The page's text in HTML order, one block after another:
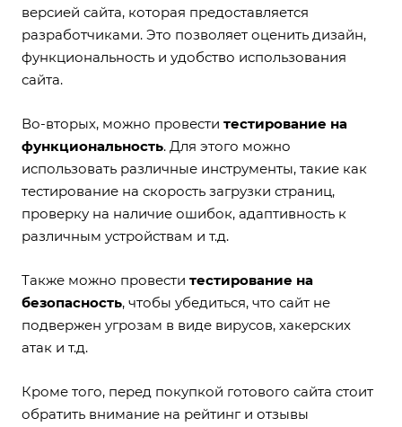
версией сайта, которая предоставляется
разработчиками. Это позволяет оценить дизайн,
функциональность и удобство использования
сайта.
Во-вторых, можно провести тестирование на
функциональность. Для этого можно
использовать различные инструменты, такие как
тестирование на скорость загрузки страниц,
проверку на наличие ошибок, адаптивность к
различным устройствам и т.д.
Также можно провести тестирование на
безопасность, чтобы убедиться, что сайт не
подвержен угрозам в виде вирусов, хакерских
атак и т.д.
Кроме того, перед покупкой готового сайта стоит
обратить внимание на рейтинг и отзывы